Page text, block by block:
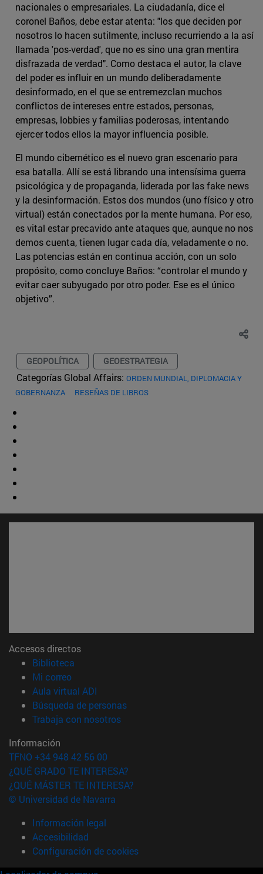
nacionales o empresariales. La ciudadanía, dice el
coronel Baños, debe estar atenta: "los que deciden por
nosotros lo hacen sutilmente, incluso recurriendo a la así
llamada 'pos-verdad', que no es sino una gran mentira
disfrazada de verdad". Como destaca el autor, la clave
del poder es influir en un mundo deliberadamente
desinformado, en el que se entremezclan muchos
conflictos de intereses entre estados, personas,
empresas, lobbies y familias poderosas, intentando
ejercer todos ellos la mayor influencia posible.
El mundo cibernético es el nuevo gran escenario para
esa batalla. Allí se está librando una intensísima guerra
psicológica y de propaganda, liderada por las fake news
y la desinformación. Estos dos mundos (uno físico y otro
virtual) están conectados por la mente humana. Por eso,
es vital estar precavido ante ataques que, aunque no nos
demos cuenta, tienen lugar cada día, veladamente o no.
Las potencias están en continua acción, con un solo
propósito, como concluye Baños: “controlar el mundo y
evitar caer subyugado por otro poder. Ese es el único
objetivo”.
GEOPOLÍTICA GEOESTRATEGIA
Categorías Global Affairs: ORDEN MUNDIAL, DIPLOMACIA Y
GOBERNANZA
RESEÑAS DE LIBROS
Accesos directos
Biblioteca
Mi correo(abre en nueva ventana)
Aula virtual ADI
Búsqueda de personas(abre en nueva ventana)
Trabaja con nosotros(abre en nueva ventana)
Información
TFNO +34 948 42 56 00
¿QUÉ GRADO TE INTERESA?
¿QUÉ MÁSTER TE INTERESA?
© Universidad de Navarra
Información legal
Accesibilidad
Configuración de cookies